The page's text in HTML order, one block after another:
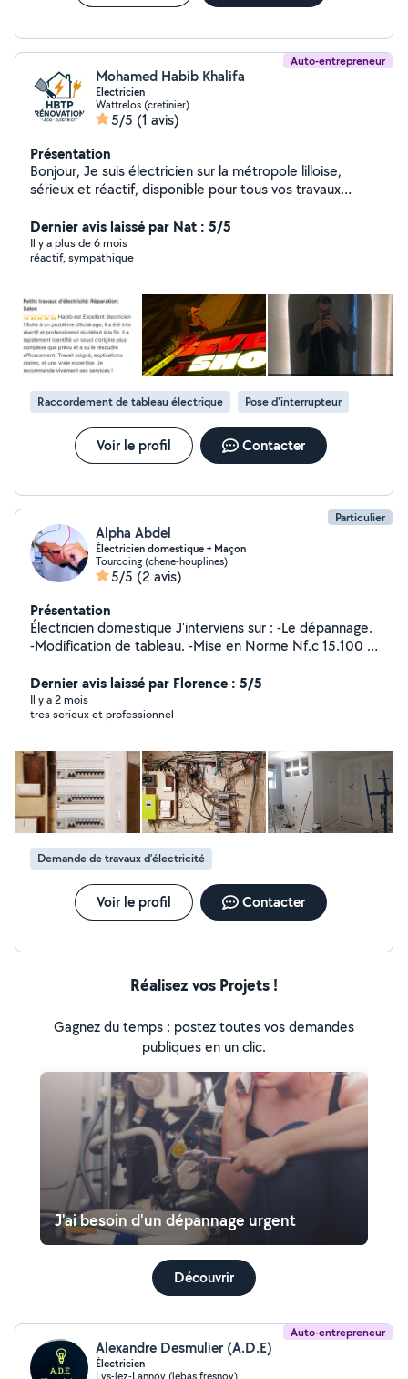
Auto-entrepreneur
Mohamed Habib Khalifa
Electricien
Wattrelos (cretinier)
5/5 (1 avis)
Présentation
Bonjour, Je suis électricien sur la métropole lilloise,
sérieux et réactif, disponible pour tous vos travaux
proposées : Dépannage et recherche de panne
Installation complète ou partielle Remplacement de
prises, interrupteurs, disjoncteurs Mise aux normes et
Petits travaux électriques du quotidien
Dernier avis laissé par Nat : 5/5
Il y a plus de 6 mois
réactif, sympathique
Raccordement de tableau électrique Pose d'interrupteur
Voir le profil Contacter
Particulier
Alpha Abdel
Électricien domestique + Maçon
Tourcoing (chene-houplines)
5/5 (2 avis)
Présentation
Électricien domestique J'interviens sur : -Le dépannage.
-Modification de tableau. -Mise en Norme Nf.c 15.100 -
va et vient .Pc... . Personne sérieuse _Autre
compétences: maçonnerie parpaing ouverture de
pièces( salon cuisine )pose de linteau, fondation ,dalle
toujours le nécessaire pour satisfaire et mener à terme
les travaux
Dernier avis laissé par Florence : 5/5
Il y a 2 mois
tres serieux et professionnel
Demande de travaux d’électricité
Voir le profil Contacter
Réalisez vos Projets !
Gagnez du temps : postez toutes vos demandes
publiques en un clic.
J'ai besoin d'un dépannage urgent
Découvrir
Auto-entrepreneur
Alexandre Desmulier (A.D.E)
Électricien
Lys-lez-Lannoy (lebas fresnoy)